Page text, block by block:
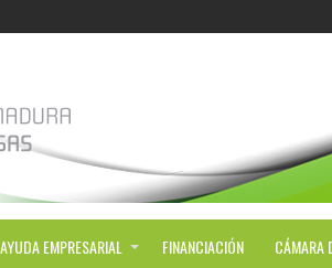
AYUDA EMPRESARIAL FINANCIACIÓN CÁMARA